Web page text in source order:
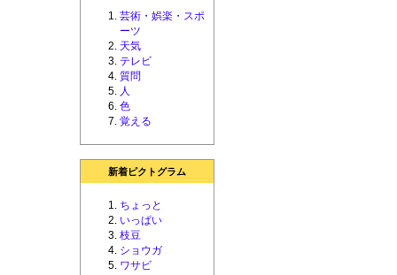
芸術・娯楽・スポ
ーツ
天気
テレビ
質問
人
色
覚える
新着ピクトグラム
ちょっと
いっぱい
枝豆
ショウガ
ワサビ